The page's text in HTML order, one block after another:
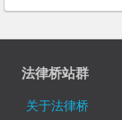
法律桥站群
关于法律桥